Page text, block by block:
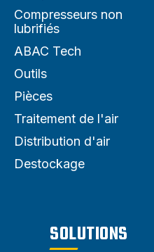
Compresseurs non
lubrifiés
ABAC Tech
Outils
Pièces
Traitement de l'air
Distribution d'air
Destockage
SOLUTIONS